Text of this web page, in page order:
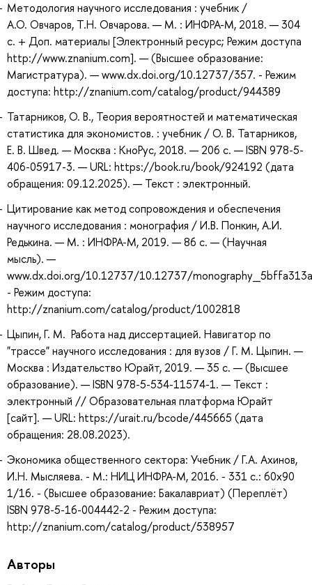
Методология научного исследования : учебник /
А.О. Овчаров, Т.Н. Овчарова. — М. : ИНФРА-М, 2018. — 304
с. + Доп. материалы [Электронный ресурс; Режим доступа
http://www.znanium.com]. — (Высшее образование:
Магистратура). — www.dx.doi.org/10.12737/357. - Режим
доступа: http://znanium.com/catalog/product/944389
Татарников, О. В., Теория вероятностей и математическая
статистика для экономистов. : учебник / О. В. Татарников,
Е. В. Швед. — Москва : КноРус, 2018. — 206 с. — ISBN 978-5-
406-05917-3. — URL: https://book.ru/book/924192 (дата
обращения: 09.12.2025). — Текст : электронный.
Цитирование как метод сопровождения и обеспечения
научного исследования : монография / И.В. Понкин, А.И.
Редькина. — М. : ИНФРА-М, 2019. — 86 с. — (Научная
мысль). —
www.dx.doi.org/10.12737/10.12737/
- Режим доступа:
http://znanium.com/catalog/product/1002818
Цыпин, Г. М. Работа над диссертацией. Навигатор по
"трассе" научного исследования : для вузов / Г. М. Цыпин. —
Москва : Издательство Юрайт, 2019. — 35 с. — (Высшее
образование). — ISBN 978-5-534-11574-1. — Текст :
электронный // Образовательная платформа Юрайт
[сайт]. — URL: https://urait.ru/bcode/445665 (дата
обращения: 28.08.2023).
Экономика общественного сектора: Учебник / Г.А. Ахинов,
И.Н. Мысляева. - М.: НИЦ ИНФРА-М, 2016. - 331 с.: 60x90
1/16. - (Высшее образование: Бакалавриат) (Переплёт)
ISBN 978-5-16-004442-2 - Режим доступа:
http://znanium.com/catalog/product/538957
Авторы